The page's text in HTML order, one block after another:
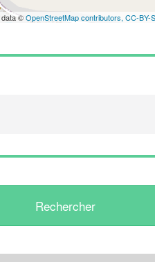
©OpenStreetMap contributors, CC-BY-